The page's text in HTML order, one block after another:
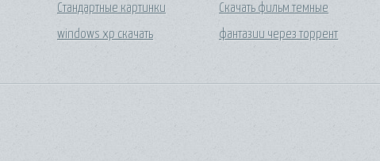
Стандартные картинки
windows xp скачать
Скачать фильм темные
фантазии через торрент